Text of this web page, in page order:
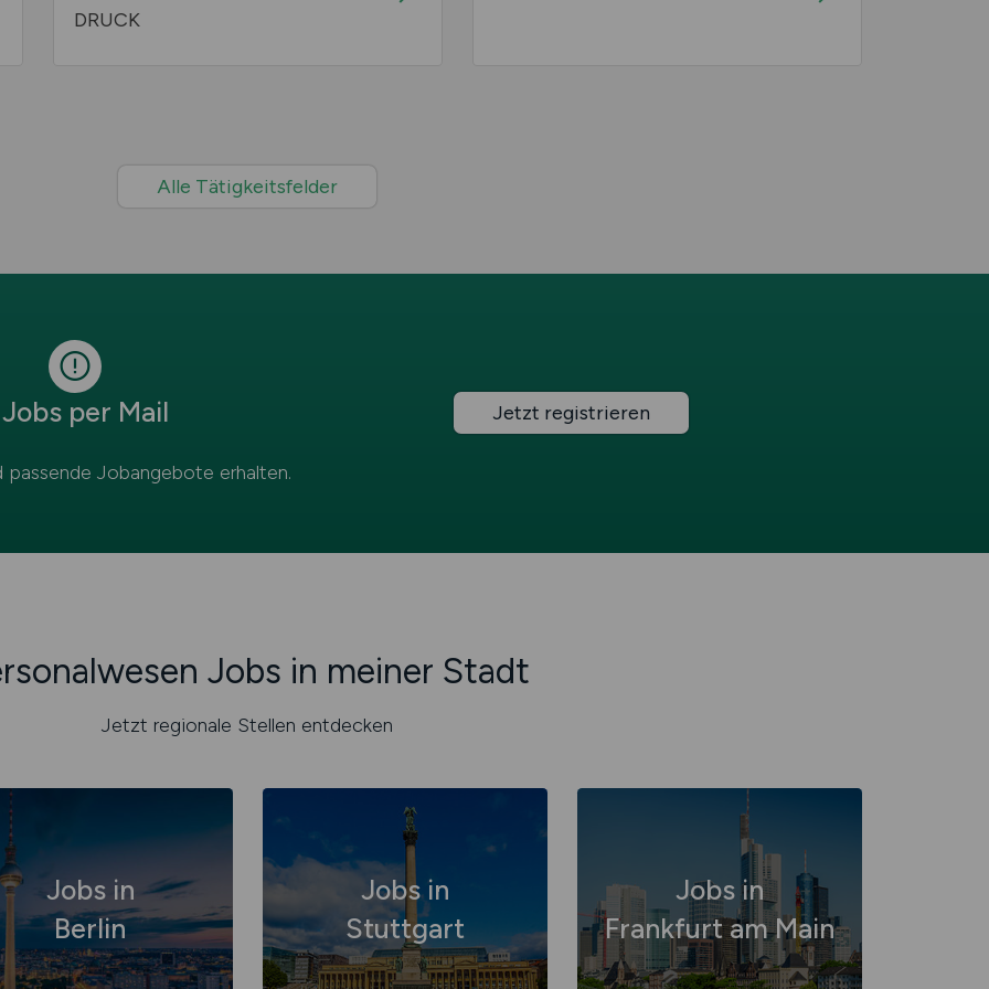
DRUCK
Alle Tätigkeitsfelder
Jobs per Mail
passende Jobangebote erhalten.
Jetzt registrieren
Jobs in meiner Stadt
Jetzt regionale Stellen entdecken
Jobs in
Berlin
Jobs in
Stuttgart
Jobs in
Frankfurt am Main